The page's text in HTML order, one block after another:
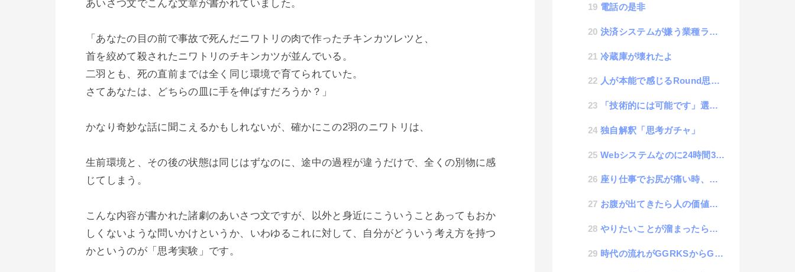
あいさつ文でこんな文章が書かれていました。
「あなたの目の前で事故で死んだニワトリの肉で作ったチキンカツレツと、
首を絞めて殺されたニワトリのチキンカツが並んでいる。
二羽とも、死の直前までは全く同じ環境で育てられていた。
さてあなたは、どちらの皿に手を伸ばすだろうか？」
かなり奇妙な話に聞こえるかもしれないが、確かにこの2羽のニワトリは、
生前環境と、その後の状態は同じはずなのに、途中の過程が違うだけで、全くの別物に感
じてしまう。
こんな内容が書かれた諸劇のあいさつ文ですが、以外と身近にこういうことあってもおか
しくないような問いかけというか、いわゆるこれに対して、自分がどういう考え方を持つ
かというのが「思考実験」です。
電話の是非
決済システムが嫌う業種ランキング
冷蔵庫が壊れたよ
人が本能で感じるRound思考とFloor思考などのナンバートリック効果
「技術的には可能です」選手権
独自解釈「思考ガチャ」
Webシステムなのに24時間365日に対応していないサービスについて考える
座り仕事でお尻が痛い時、どうすればいい？
お腹が出てきたら人の価値が下がると思い込んでいた話
やりたいことが溜まったら読むブログ
時代の流れがGGRKSからGPRKSになった話